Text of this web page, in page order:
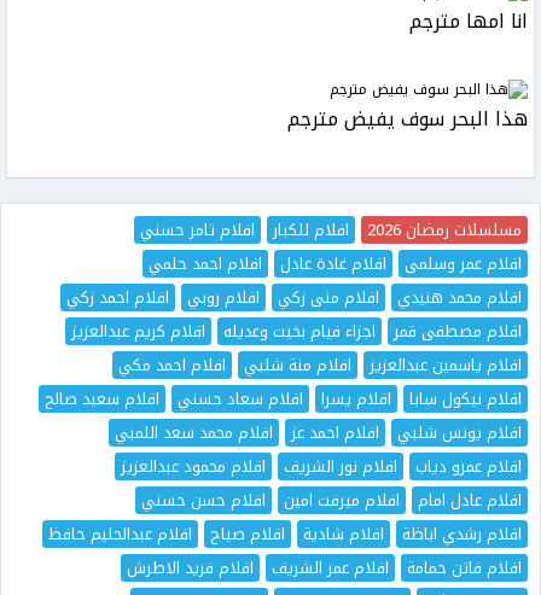
انا امها مترجم
هذا البحر سوف يفيض مترجم
مسلسلات رمضان 2026 افلام للكبار
افلام تامر حسني
افلام عمر وسلمى
افلام غادة عادل
افلام احمد حلمي
افلام محمد هنيدي
افلام منى زكي افلام روبي
افلام احمد زكي
افلام مصطفى قمر
اجزاء فيام بخيت وعديله
افلام كريم عبدالعزيز
افلام ياسمين عبدالعزيز
افلام منة شلبي
افلام احمد مكي
افلام نيكول سابا
افلام يسرا افلام سعاد حسني
افلام سعيد صالح
افلام يونس شلبي
افلام احمد عز
افلام محمد سعد اللمبي
افلام عمرو دياب
افلام نور الشريف
افلام محمود عبدالعزيز
افلام عادل امام
افلام ميرفت امين
افلام حسن حسني
افلام رشدي اباظة
افلام شادية افلام صباح
افلام عبدالحليم حافظ
افلام فاتن حمامة
افلام عمر الشريف
افلام فريد الاطرش